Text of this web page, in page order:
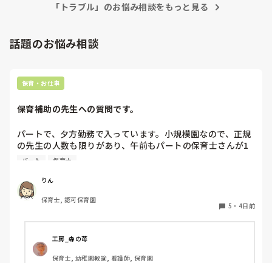
特定の名前が上がった場合、それを伏せて上は本人に伝える
またこれからどうしようかと悩んでいます…保育士や幼稚園
教諭の先生の意見もお聞きしたいです。
「トラブル」のお悩み相談をもっと見る
話題のお悩み相談
保育・お仕事
保育補助の先生への質問です。
パートで、夕方勤務で入っています。小規模園なので、正規
の先生の人数も限りがあり、午前もパートの保育士さんが1
人いたのですが、辞められて配置的にはギリギリで回されて
私自身、他にダブルワークもせず、午前、自分の家の用事だ
けで特に忙しくもないので、もともと、100名を超える保育
園でフリーをしていたこともあり、午前保育も業務的には大
せん。
上のような状況だと、皆さんなら、午前保育、手伝います
パート 保育士
りん
保育士, 認可保育園
5 ・ 4日前
工房_森の苺
保育士, 幼稚園教諭, 看護師, 保育園